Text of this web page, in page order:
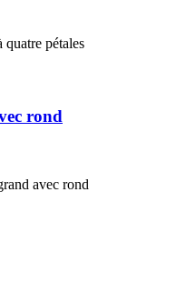
quatre pétales
rond
avec rond